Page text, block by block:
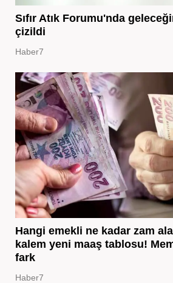
Sıfır Atık Forumu'nda
çizildi
Haber7
Hangi emekli ne kadar zam
kalem yeni maaş tablosu!
fark
Haber7